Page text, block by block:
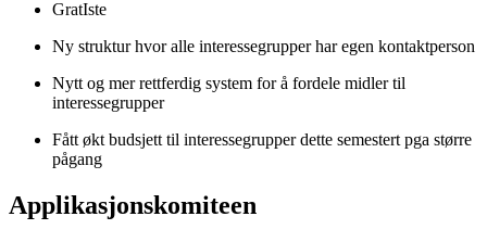
GratIste
Ny struktur hvor alle interessegrupper har egen kontaktperson
Nytt og mer rettferdig system for å fordele midler til
interessegrupper
Fått økt budsjett til interessegrupper dette semestert pga større
pågang
Applikasjonskomiteen